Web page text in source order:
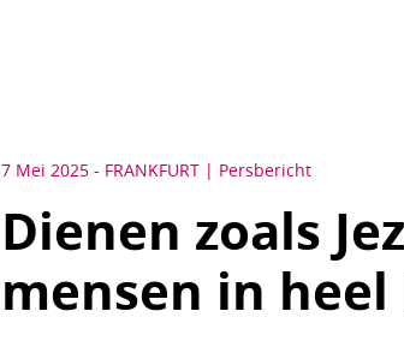
7 Mei 2025 - FRANKFURT Persbericht
Dienen zoals
mensen in heel